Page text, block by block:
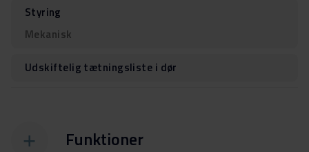
Styring
Mekanisk
Udskiftelig tætningsliste i dør
Funktioner